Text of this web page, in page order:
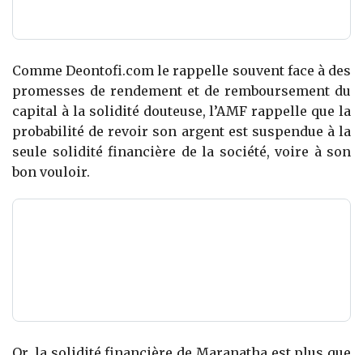
Comme Deontofi.com le rappelle souvent face à des
promesses de rendement et de remboursement du
capital à la solidité douteuse, l’AMF rappelle que la
probabilité de revoir son argent est suspendue à la
seule solidité financière de la société, voire à son
bon vouloir.